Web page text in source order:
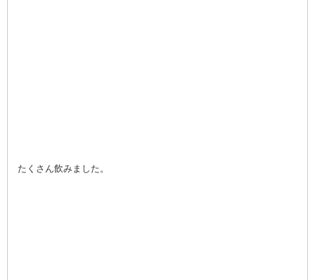
たくさん飲みました。